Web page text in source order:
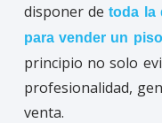
disponer detoda la
para vender un piso
principio no solo
profesionalidad,
venta.